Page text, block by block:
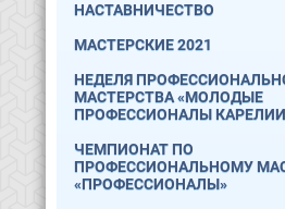
НАСТАВНИЧЕСТВО
МАСТЕРСКИЕ 2021
НЕДЕЛЯ
МАСТЕРСТВА «МОЛОДЫЕ
ПРОФЕССИОНАЛЫ
ЧЕМПИОНАТ ПО
ПРОФЕССИОНАЛЬНОМУ
«ПРОФЕССИОНАЛЫ»